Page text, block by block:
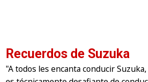
Recuerdos de Suzuka
"A todos les encanta conducir